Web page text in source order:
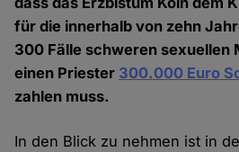
für die innerhalb von zehn
300 Fälle schweren sexuellen
einen Priester 300.000 Euro
zahlen muss.
In den Blick zu nehmen ist in